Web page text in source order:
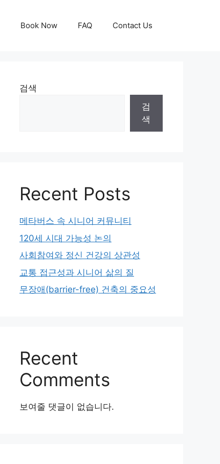
Book Now FAQ Contact Us
검색
검
색
Recent Posts
메타버스 속 시니어 커뮤니티
120세 시대 가능성 논의
사회참여와 정신 건강의 상관성
교통 접근성과 시니어 삶의 질
무장애(barrier-free) 건축의 중요성
Recent
Comments
보여줄 댓글이 없습니다.